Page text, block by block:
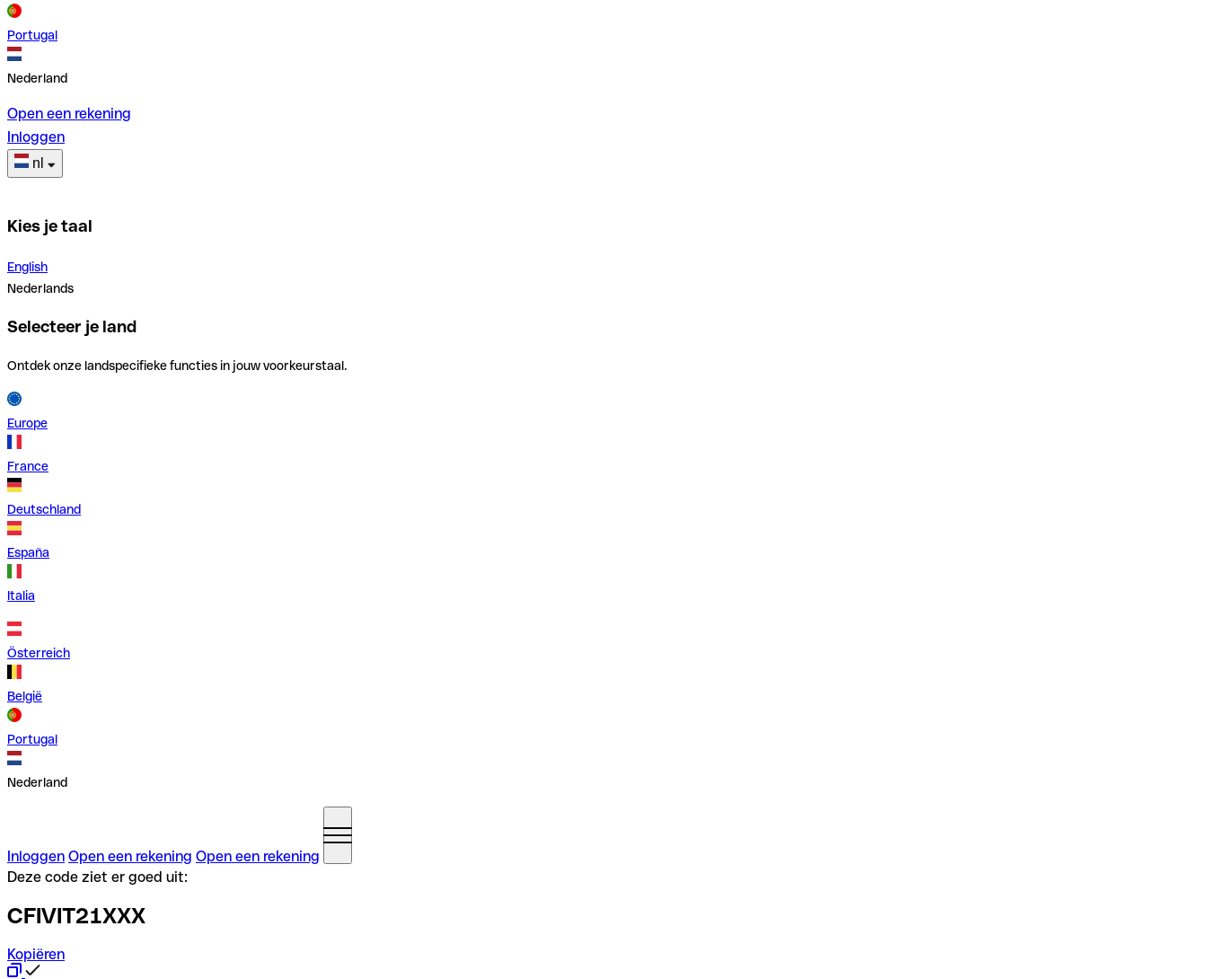
Portugal
Nederland
Open een rekening
Inloggen
nl
Kies je taal
English
Nederlands
Selecteer je land
Ontdek onze landspecifieke functies in jouw voorkeurstaal.
Europe
France
Deutschland
España
Italia
Österreich
België
Portugal
Nederland
Inloggen Open een rekening Open een rekening
Deze code ziet er goed uit:
CFIVIT21XXX
Kopiëren